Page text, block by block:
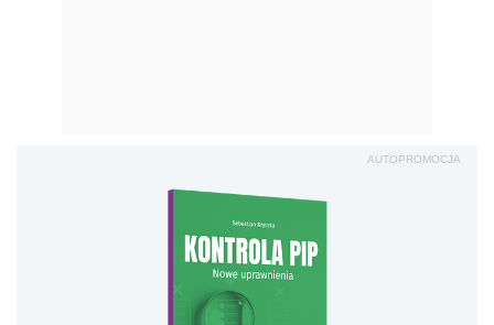
AUTOPROMOCJA